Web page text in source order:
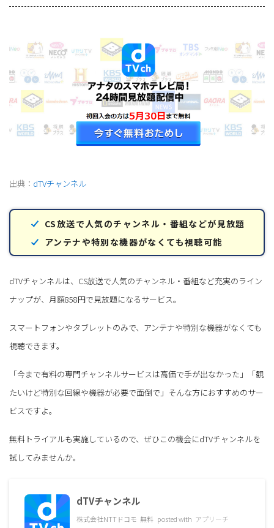
出典： dTVチャンネル
CS放送で人気のチャンネル・番組などが見放題
アンテナや特別な機器がなくても視聴可能
dTVチャンネルは、CS放送で人気のチャンネル・番組など充実のライン
ナップが、月額858円で見放題になるサービス。
スマートフォンやタブレットのみで、アンテナや特別な機器がなくても
視聴できます。
「今まで有料の専門チャンネルサービスは高価で手が出なかった」「観
たいけど特別な回線や機器が必要で面倒で」そんな方におすすめのサー
ビスですよ。
無料トライアルも実施しているので、ぜひこの機会にdTVチャンネルを
試してみませんか。
dTVチャンネル
株式会社NTTドコモ 無料 posted with アプリーチ